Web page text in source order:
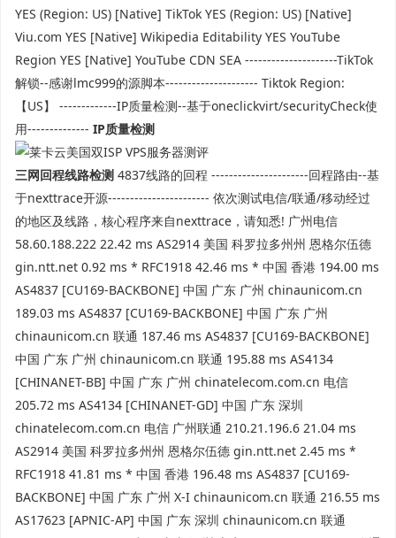
YES (Region: US) [Native] TikTok YES (Region: US) [Native]
Viu.com YES [Native] Wikipedia Editability YES YouTube
Region YES [Native] YouTube CDN SEA ---------------------TikTok
解锁--感谢lmc999的源脚本--------------------- Tiktok Region:
【US】 -------------IP质量检测--基于oneclickvirt/securityCheck使
用-------------- IP质量检测
三网回程线路检测 4837线路的回程 ----------------------回程路由--基
于nexttrace开源----------------------- 依次测试电信/联通/移动经过
的地区及线路，核心程序来自nexttrace，请知悉! 广州电信
58.60.188.222 22.42 ms AS2914 美国 科罗拉多州州 恩格尔伍德
gin.ntt.net 0.92 ms * RFC1918 42.46 ms * 中国 香港 194.00 ms
AS4837 [CU169-BACKBONE] 中国 广东 广州 chinaunicom.cn
189.03 ms AS4837 [CU169-BACKBONE] 中国 广东 广州
chinaunicom.cn 联通 187.46 ms AS4837 [CU169-BACKBONE]
中国 广东 广州 chinaunicom.cn 联通 195.88 ms AS4134
[CHINANET-BB] 中国 广东 广州 chinatelecom.com.cn 电信
205.72 ms AS4134 [CHINANET-GD] 中国 广东 深圳
chinatelecom.com.cn 电信 广州联通 210.21.196.6 21.04 ms
AS2914 美国 科罗拉多州州 恩格尔伍德 gin.ntt.net 2.45 ms *
RFC1918 41.81 ms * 中国 香港 196.48 ms AS4837 [CU169-
BACKBONE] 中国 广东 广州 X-I chinaunicom.cn 联通 216.55 ms
AS17623 [APNIC-AP] 中国 广东 深圳 chinaunicom.cn 联通